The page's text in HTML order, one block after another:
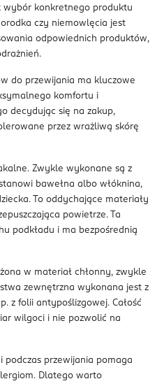
wybór konkretnego produktu
czy niemowlęcia jest
odpowiednich produktów,
do przewijania ma kluczowe
komfortu i
decydując się na zakup,
przez wrażliwą skórę
Zwykle wykonane są z
bawełna albo włóknina,
To oddychające materiały
powietrze. Ta
podkładu i ma bezpośrednią
w materiał chłonny, zwykle
zewnętrzna wykonana jest z
z folii antypoślizgowej. Całość
wilgoci i nie pozwolić na
podczas przewijania pomaga
Dlatego warto